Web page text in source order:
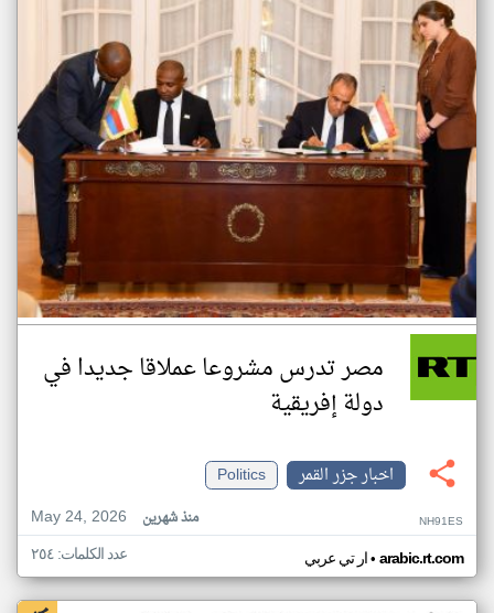
مصر تدرس مشروعا عملاقا جديدا في
دولة إفريقية
اخبار جزر القمر
Politics
May 24, 2026
منذ شهرين NH91ES
ار تي عربي• arabic.rt.com عدد الكلمات: ٢٥٤